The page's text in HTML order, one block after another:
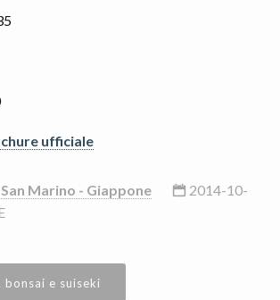
ufficiale
Marino - Giappone
2014-10-
bonsai e suiseki